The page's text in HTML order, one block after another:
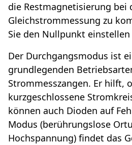
die Restmagnetisierung bei
Gleichstrommessung zu
Sie den Nullpunkt einstellen
Der Durchgangsmodus ist
grundlegenden
Strommesszangen. Er hilft,
kurzgeschlossene
können auch Dioden auf
Modus (berührungslose
Hochspannung) findet das